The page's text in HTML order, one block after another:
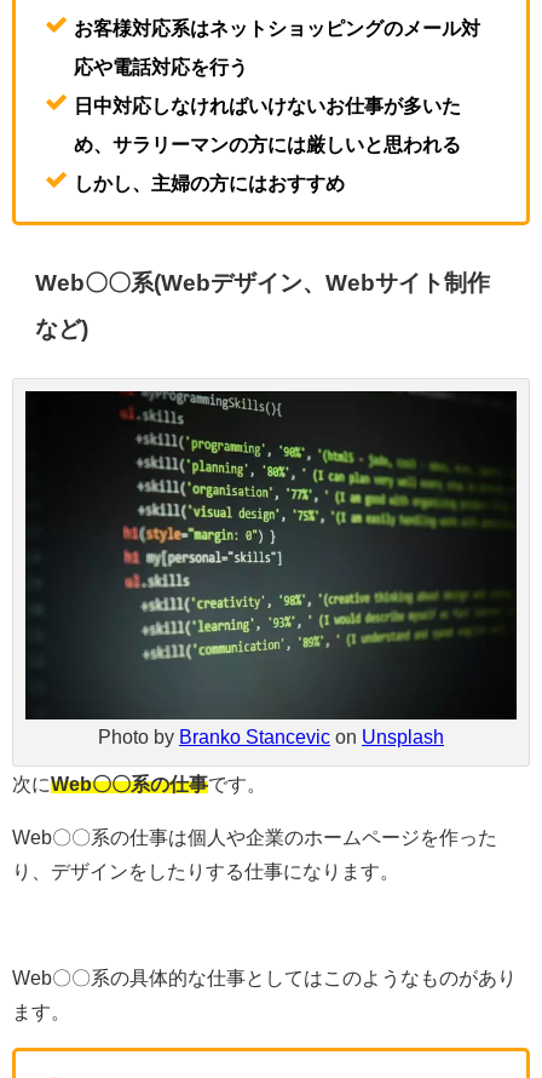
お客様対応系はネットショッピングのメール対
応や電話対応を行う
日中対応しなければいけないお仕事が多いた
め、サラリーマンの方には厳しいと思われる
しかし、主婦の方にはおすすめ
Web〇〇系(Webデザイン、Webサイト制作
など)
Photo by Branko Stancevic on Unsplash
次にWeb〇〇系の仕事です。
Web〇〇系の仕事は個人や企業のホームページを作った
り、デザインをしたりする仕事になります。
Web〇〇系の具体的な仕事としてはこのようなものがあり
ます。